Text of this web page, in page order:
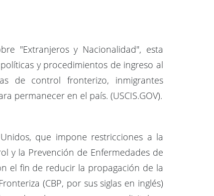
"Extranjeros y Nacionalidad", esta
y procedimientos de ingreso al
de control fronterizo, inmigrantes
permanecer en el país. (USCIS.GOV).
que impone restricciones a la
y la Prevención de Enfermedades de
el fin de reducir la propagación de la
(CBP, por sus siglas en inglés)